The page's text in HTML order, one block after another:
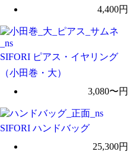
4,400円
SIFORI ピアス・イヤリング
（小田巻・大）
3,080〜円
SIFORI ハンドバッグ
25,300円